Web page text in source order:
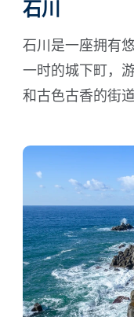
石川
石川是一座拥有
一时的城下町，
和古色古香的街道